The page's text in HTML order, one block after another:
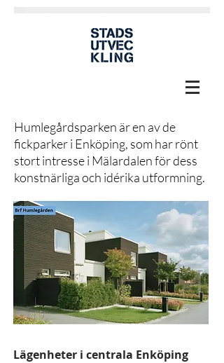
Humlegårdsparken är en av de
fickparker i Enköping, som har rönt
stort intresse i Mälardalen för dess
konstnärliga och idérika utformning.
Lägenheter i centrala Enköping